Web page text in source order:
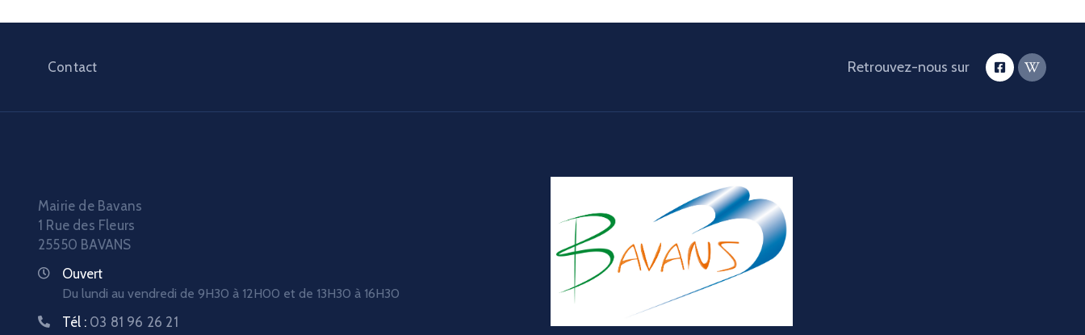
Contact Retrouvez-nous sur
Mairie de Bavans
1 Rue des Fleurs
25550 BAVANS
Ouvert
Du lundi au vendredi de 9H30 à 12H00 et de 13H30 à 16H30
Tél : 03 81 96 26 21